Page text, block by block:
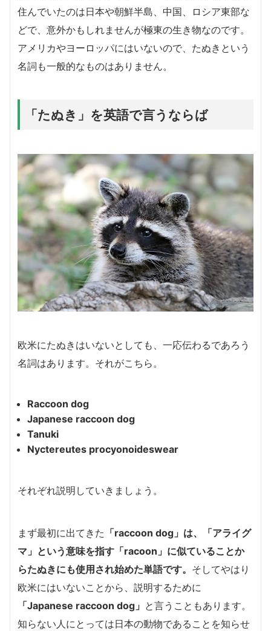
住んでいたのは日本や朝鮮半島、中国、ロシア東部な
どで、意外かもしれませんが極東の生き物なのです。
アメリカやヨーロッパにはいないので、たぬきという
名詞も一般的なものはありません。
「たぬき」を英語で言うならば
欧米にたぬきはいないとしても、一応伝わるであろう
名詞はあります。それがこちら。
Raccoon dog
Japanese raccoon dog
Tanuki
Nyctereutes procyonoideswear
それぞれ説明していきましょう。
まず最初に出てきた 「raccoon dog」は、「アライグ
マ」という意味を指す「racoon」に似ていることか
らたぬきにも使用され始めた単語です。 そしてやはり
欧米にはいないことから、説明するために
「Japanese raccoon dog」 と言うこともあります。
知らない人にとっては日本の動物であることを知らせ